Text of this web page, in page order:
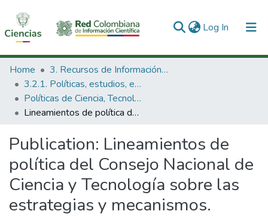
Log In (current)
Communities & Collections
All of DSpace
Statistics
Home
3. Recursos de Información Científica y Tecnológica
3.2.1. Políticas, estudios, evaluaciones e indicadores de CTeI
Políticas de Ciencia, Tecnología e Innovación
Lineamientos de política del Consejo Nacional de Ciencia y Tecnología sobre las estrategias y mecanismos.
Publication: Lineamientos de
política del Consejo Nacional de
Ciencia y Tecnología sobre las
estrategias y mecanismos.